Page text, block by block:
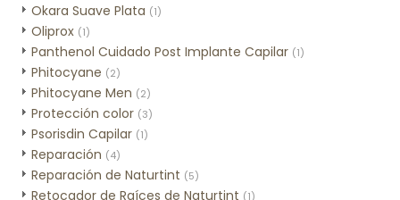
Okara Suave Plata (1)
Oliprox (1)
Panthenol Cuidado Post Implante Capilar (1)
Phitocyane (2)
Phitocyane Men (2)
Protección color (3)
Psorisdin Capilar (1)
Reparación (4)
Reparación de Naturtint (5)
Retocador de Raíces de Naturtint (1)